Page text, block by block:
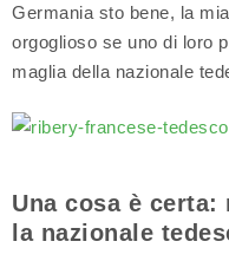
Germania sto bene, la
orgoglioso se uno di loro
maglia della nazionale
Una cosa è
la nazionale